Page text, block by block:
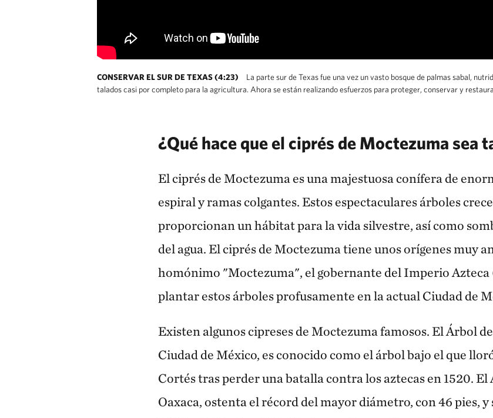
CONSERVAR EL SUR DE TEXAS (4:23)
La parte sur de Texas fue una vez un vasto bosque de palmas sabal,
talados casi por completo para la agricultura. Ahora se están realizando esfuerzos para proteger, conservar y
¿Qué hace que el ciprés de Moctezuma sea
El ciprés de Moctezuma es una majestuosa conífera de
espiral y ramas colgantes. Estos espectaculares árboles
proporcionan un hábitat para la vida silvestre, así como
del agua. El ciprés de Moctezuma tiene unos orígenes muy
homónimo "Moctezuma", el gobernante del Imperio Azteca
plantar estos árboles profusamente en la actual Ciudad de
Existen algunos cipreses de Moctezuma famosos. El Árbol
Ciudad de México, es conocido como el árbol bajo el que
Cortés tras perder una batalla contra los aztecas en 1520. El
Oaxaca, ostenta el récord del mayor diámetro, con 46 pies,